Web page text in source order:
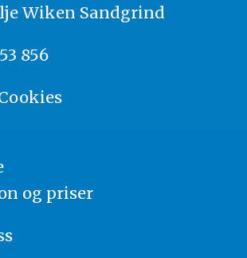
Wiken Sandgrind
856
og priser